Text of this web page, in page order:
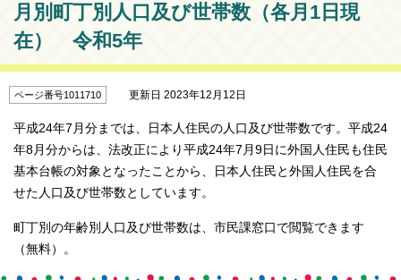
月別町丁別人口及び世帯数（各月1日現
在） 令和5年
ページ番号1011710 更新日 2023年12月12日
平成24年7月分までは、日本人住民の人口及び世帯数です。平成24
年8月分からは、法改正により平成24年7月9日に外国人住民も住民
基本台帳の対象となったことから、日本人住民と外国人住民を合
せた人口及び世帯数としています。
町丁別の年齢別人口及び世帯数は、市民課窓口で閲覧できます
（無料）。